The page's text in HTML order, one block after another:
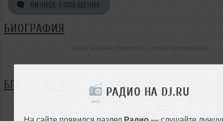
РАДИО НА DJ.RU
На сайте появился раздел Радио — слушайте
ЛИЧНОЕ СООБЩЕНИЕ
БИОГРАФИЯ
БЛОГ